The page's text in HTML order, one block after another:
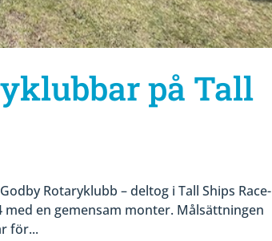
på Tall
Rotaryklubb – deltog i Tall Ships Race-
en gemensam monter. Målsättningen
för...